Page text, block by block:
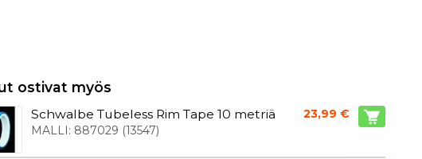
ostivat myös
Schwalbe Tubeless Rim Tape 10 metriä
MALLI: 887029 (13547)
23,99 €